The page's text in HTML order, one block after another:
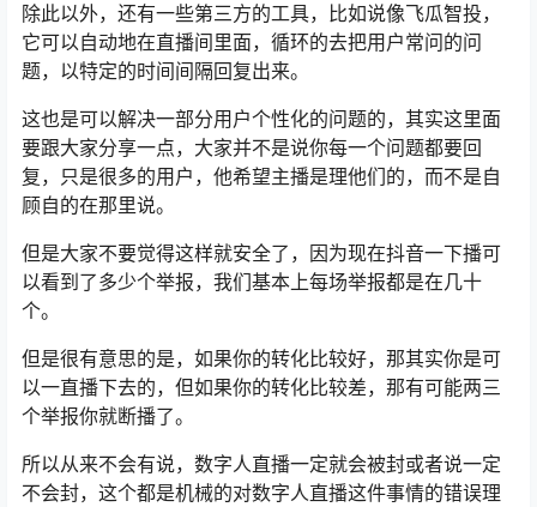
除此以外，还有一些第三方的工具，比如说像飞瓜智投，
它可以自动地在直播间里面，循环的去把用户常问的问
题，以特定的时间间隔回复出来。
这也是可以解决一部分用户个性化的问题的，其实这里面
要跟大家分享一点，大家并不是说你每一个问题都要回
复，只是很多的用户，他希望主播是理他们的，而不是自
顾自的在那里说。
但是大家不要觉得这样就安全了，因为现在抖音一下播可
以看到了多少个举报，我们基本上每场举报都是在几十
个。
但是很有意思的是，如果你的转化比较好，那其实你是可
以一直播下去的，但如果你的转化比较差，那有可能两三
个举报你就断播了。
所以从来不会有说，数字人直播一定就会被封或者说一定
不会封，这个都是机械的对数字人直播这件事情的错误理